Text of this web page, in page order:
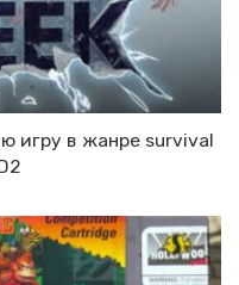
игру в жанре survival